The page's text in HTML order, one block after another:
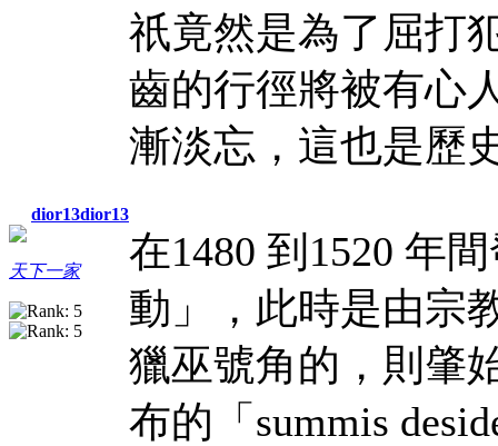
dior13dior13
天下一家
祇竟然是為了屈打
齒的行徑將被有心
漸淡忘，這也是歷
在1480 到1520 年
動」，此時是由宗
獵巫號角的，則肇
布的「summis